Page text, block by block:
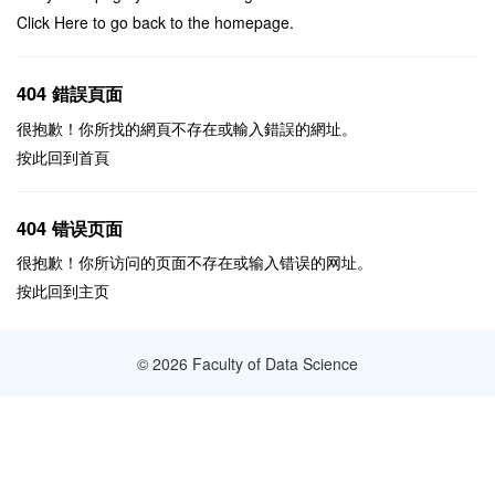
Click Here to go back to the homepage.
404 錯誤頁面
很抱歉！你所找的網頁不存在或輸入錯誤的網址。
按此回到首頁
404 错误页面
很抱歉！你所访问的页面不存在或输入错误的网址。
按此回到主页
© 2026 Faculty of Data Science